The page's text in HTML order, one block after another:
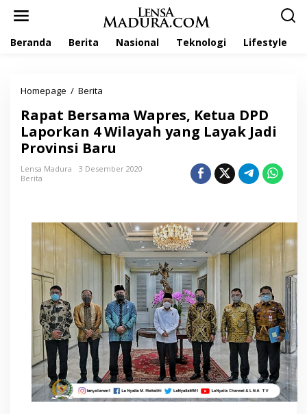
Beranda Berita Nasional Teknologi Lifestyle
Homepage / Berita
p
a
B
e
a
W
a
s
,
K
e
t
a
D
P
Rapat Bersama Wapres, Ketua DPD
Laporkan 4 Wilayah yang Layak Jadi
Provinsi Baru
Lensa Madura
3 Desember 2020
Berita